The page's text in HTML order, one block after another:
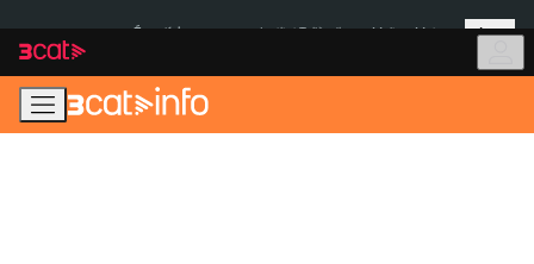
navegació
principal
contingut
Més